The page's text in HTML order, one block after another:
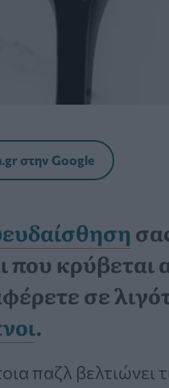
στην Google
που
σε
.
παζλ βελτιώνει